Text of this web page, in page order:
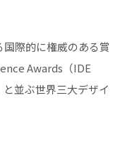
際的に権威のある賞
Awards（IDE
並ぶ世界三大デザイ